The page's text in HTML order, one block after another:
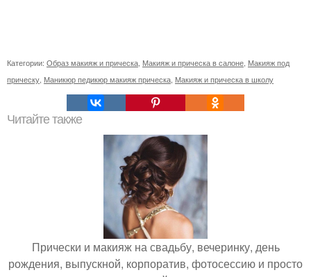
Категории: Образ макияж и прическа Макияж и прическа в салоне Макияж под
прическу Маникюр педикюр макияж прическа Макияж и прическа в школу
Читайте также
Прически и макияж на свадьбу, вечеринку, день
рождения, выпускной, корпоратив, фотосессию и просто